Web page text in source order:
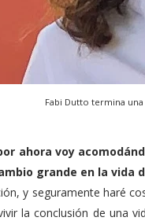
Fabi Dutto termina
ahora voy
grande en la vida
y seguramente haré
la conclusión de una